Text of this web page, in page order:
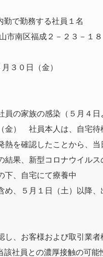
で勤務する社員１名
成２－２３－１８
３０日（金）
家族の感染（５月４日
） 社員本人は、自宅待
確認したことから、当
果、新型コロナウイルス
、自宅にて療養中
、５月１日（土）以降、
、お客様および取引業
該社員との濃厚接触の可